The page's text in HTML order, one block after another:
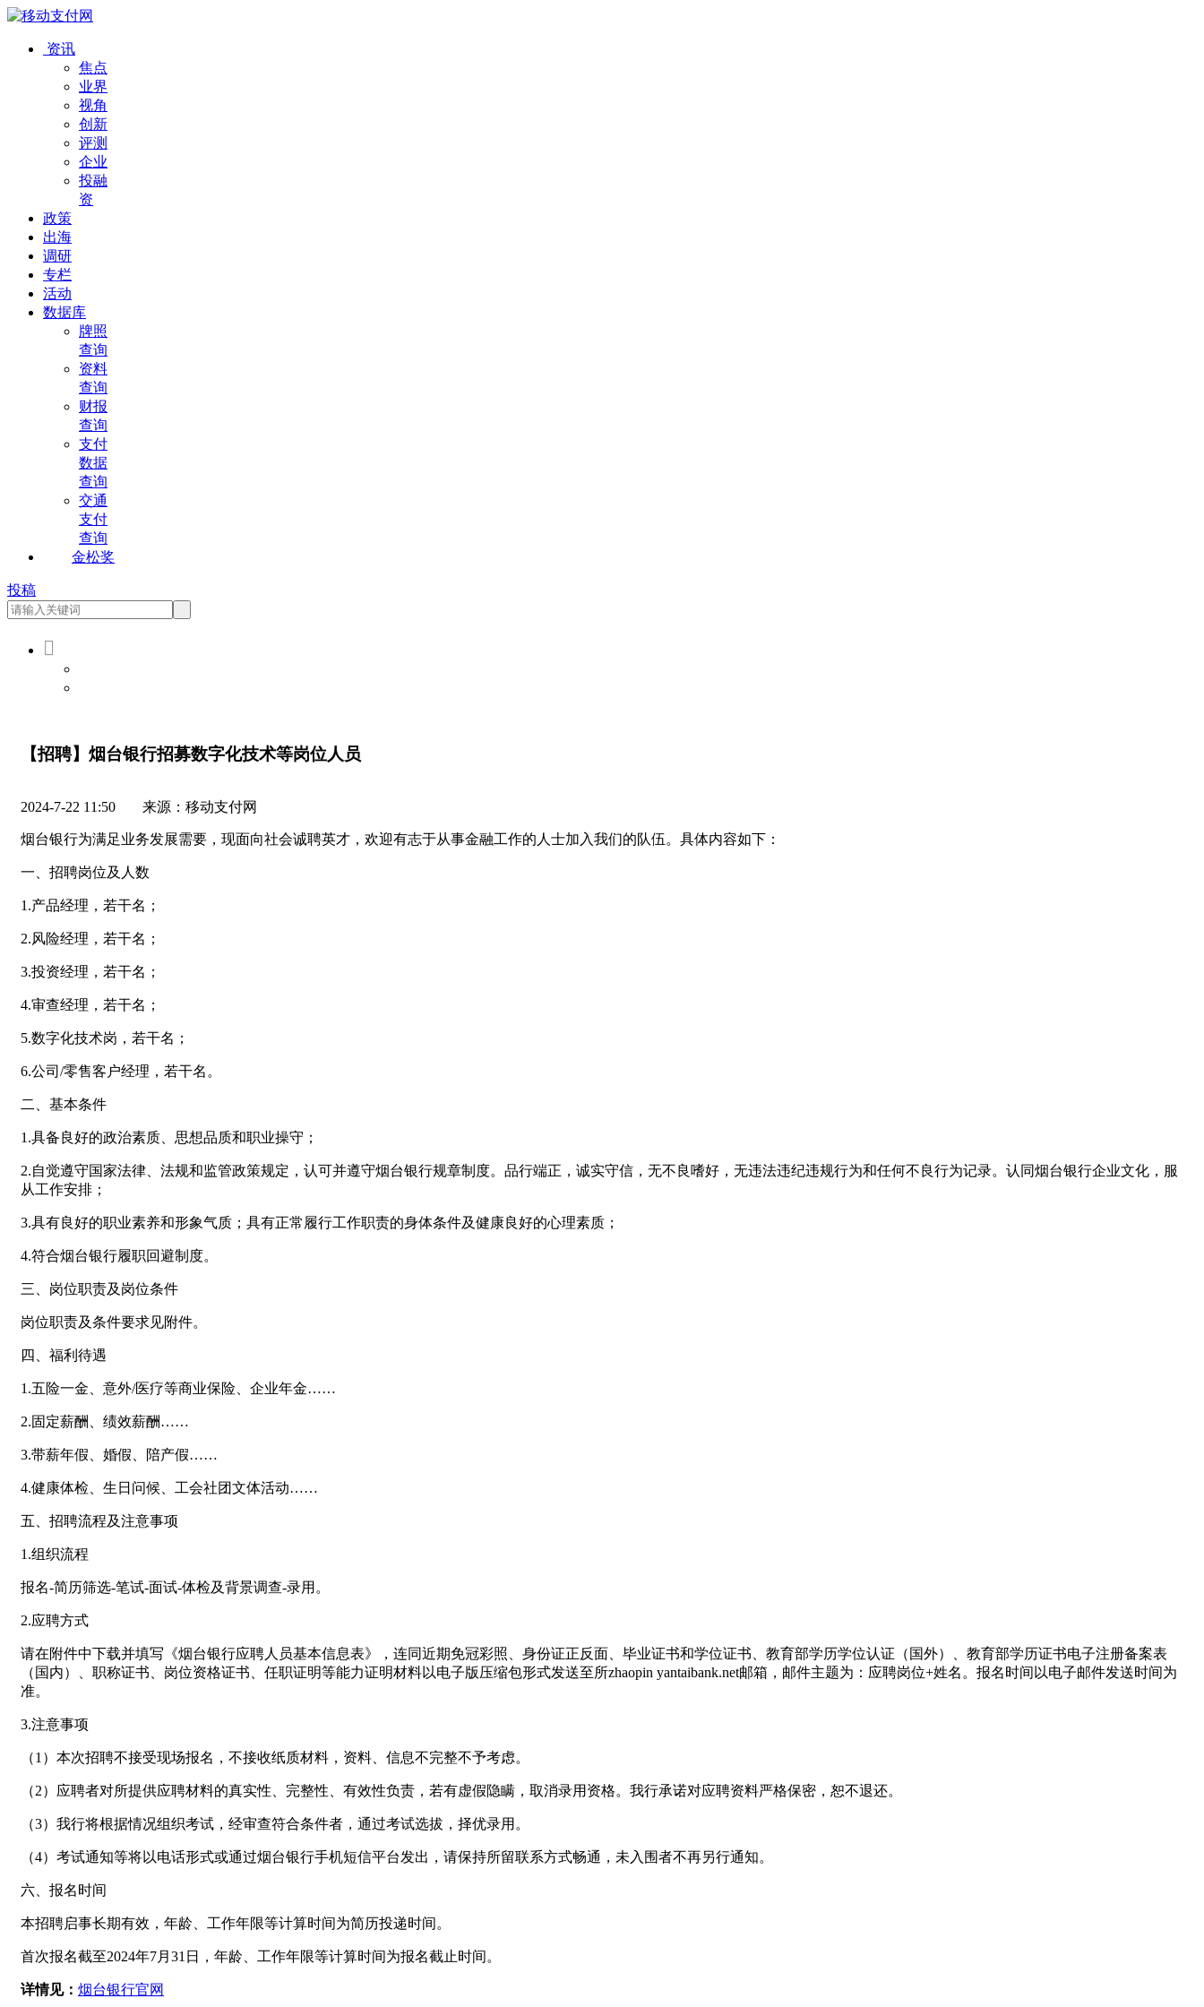
资讯
焦点
业界
视角
创新
评测
企业
投融
资
政策
出海
调研
专栏
活动
数据库
牌照
查询
资料
查询
财报
查询
支付
数据
查询
交通
支付
查询
金松奖
投稿

【招聘】烟台银行招募数字化技术等岗位人员
2024-7-22 11:50 来源：移动支付网
烟台银行为满足业务发展需要，现面向社会诚聘英才，欢迎有志于从事金融工作的人士加入我们的队伍。具体内容如下：
一、招聘岗位及人数
1.产品经理，若干名；
2.风险经理，若干名；
3.投资经理，若干名；
4.审查经理，若干名；
5.数字化技术岗，若干名；
6.公司/零售客户经理，若干名。
二、基本条件
1.具备良好的政治素质、思想品质和职业操守；
2.自觉遵守国家法律、法规和监管政策规定，认可并遵守烟台银行规章制度。品行端正，诚实守信，无不良嗜好，无违法违纪违规行为和任何不良行为记录。认同烟台银行企业文化，服
从工作安排；
3.具有良好的职业素养和形象气质；具有正常履行工作职责的身体条件及健康良好的心理素质；
4.符合烟台银行履职回避制度。
三、岗位职责及岗位条件
岗位职责及条件要求见附件。
四、福利待遇
1.五险一金、意外/医疗等商业保险、企业年金……
2.固定薪酬、绩效薪酬……
3.带薪年假、婚假、陪产假……
4.健康体检、生日问候、工会社团文体活动……
五、招聘流程及注意事项
1.组织流程
报名-简历筛选-笔试-面试-体检及背景调查-录用。
2.应聘方式
请在附件中下载并填写《烟台银行应聘人员基本信息表》，连同近期免冠彩照、身份证正反面、毕业证书和学位证书、教育部学历学位认证（国外）、教育部学历证书电子注册备案表
（国内）、职称证书、岗位资格证书、任职证明等能力证明材料以电子版压缩包形式发送至所zhaopin yantaibank.net邮箱，邮件主题为：应聘岗位+姓名。报名时间以电子邮件发送时间为
准。
3.注意事项
（1）本次招聘不接受现场报名，不接收纸质材料，资料、信息不完整不予考虑。
（2）应聘者对所提供应聘材料的真实性、完整性、有效性负责，若有虚假隐瞒，取消录用资格。我行承诺对应聘资料严格保密，恕不退还。
（3）我行将根据情况组织考试，经审查符合条件者，通过考试选拔，择优录用。
（4）考试通知等将以电话形式或通过烟台银行手机短信平台发出，请保持所留联系方式畅通，未入围者不再另行通知。
六、报名时间
本招聘启事长期有效，年龄、工作年限等计算时间为简历投递时间。
首次报名截至2024年7月31日，年龄、工作年限等计算时间为报名截止时间。
详情见： 烟台银行官网